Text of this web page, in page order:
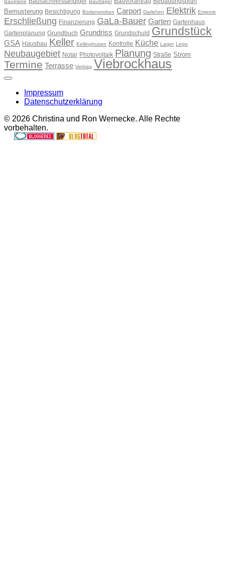
Baupläne
Bauträger
Bemusterung Besichtigung Bodenproben Carport Darlehen Elektrik Empore
Erschließung Finanzierung GaLa-Bauer Garten Gartenhaus
Gartenplanung Grundbuch Grundriss Grundschuld Grundstück
GSA Hausbau Keller Kellinghusen Kontrolle Küche Lager Lego
Neubaugebiet Notar Photovoltaik Planung Straße Strom
Termine Terrasse Vertrag Viebrockhaus
Impressum
Datenschutzerklärung
© 2026 Christina und Ron Wernecke. Alle Rechte
vorbehalten.